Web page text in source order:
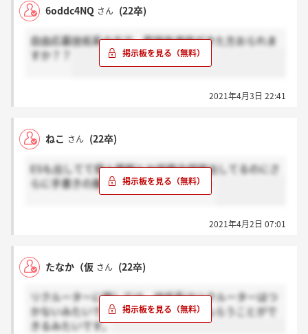
6oddc4NQ さん (22卒)
自由応募技術系の方で、面接後連絡がきた方おられま
すか？？
2021年4月3日 22:41
ねこ さん (22卒)
ESも出してて個人情報とか学歴全部提出してるのにさ
らに手書きの履歴書がいるなんて・・・
2021年4月2日 07:01
たなか（仮 さん (22卒)
リクルーターに関しては、技術系はリクルーターはつ
かないみたいですが、事務系はついてもらうことがで
きるみたいです。